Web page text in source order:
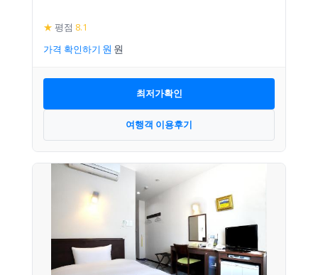
★ 평점 8.1
가격 확인하기
최저가확인
여행객 이용후기